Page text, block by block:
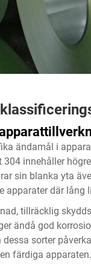
ändamål i
innehåller
sin blanka yta
där lång
tillräcklig
ändå god
sorter
färdiga apparaten.